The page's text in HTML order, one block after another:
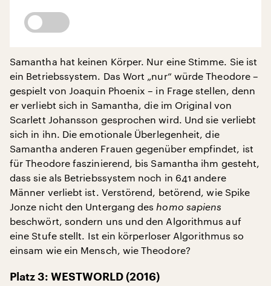
Samantha hat keinen Körper. Nur eine Stimme. Sie ist
ein Betriebssystem. Das Wort „nur“ würde Theodore –
gespielt von Joaquin Phoenix – in Frage stellen, denn
er verliebt sich in Samantha, die im Original von
Scarlett Johansson gesprochen wird. Und sie verliebt
sich in ihn. Die emotionale Überlegenheit, die
Samantha anderen Frauen gegenüber empfindet, ist
für Theodore faszinierend, bis Samantha ihm gesteht,
dass sie als Betriebssystem noch in 641 andere
Männer verliebt ist. Verstörend, betörend, wie Spike
Jonze nicht den Untergang des homo sapiens
beschwört, sondern uns und den Algorithmus auf
eine Stufe stellt. Ist ein körperloser Algorithmus so
einsam wie ein Mensch, wie Theodore?
Platz 3: WESTWORLD (2016)